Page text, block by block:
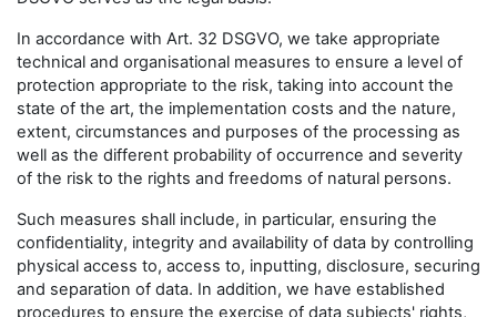
In accordance with Art. 32 DSGVO, we take appropriate
technical and organisational measures to ensure a level of
protection appropriate to the risk, taking into account the
state of the art, the implementation costs and the nature,
extent, circumstances and purposes of the processing as
well as the different probability of occurrence and severity
of the risk to the rights and freedoms of natural persons.
Such measures shall include, in particular, ensuring the
confidentiality, integrity and availability of data by controlling
physical access to, access to, inputting, disclosure, securing
and separation of data. In addition, we have established
procedures to ensure the exercise of data subjects' rights,